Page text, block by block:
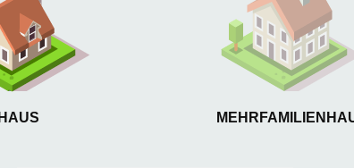
HAUS